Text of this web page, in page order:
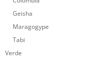
Geisha
Maragogype
Tabi
Verde